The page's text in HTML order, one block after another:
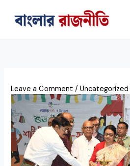
content
Leave a Comment /Uncategorized